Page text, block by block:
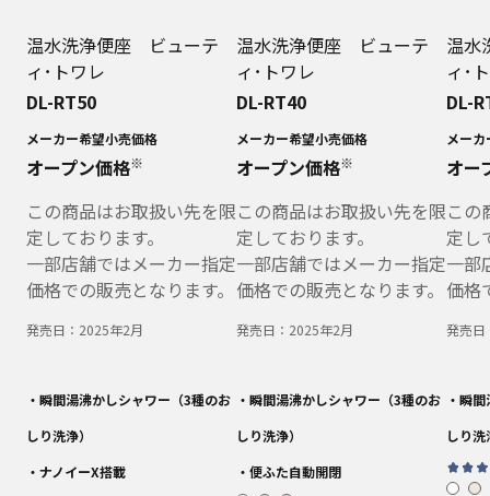
温水洗浄便座 ビューテ
ィ･トワレ
DL-RT50
メーカー希望小売価格
オープン価格※
この商品はお取扱い先を限
定しております。
一部店舗ではメーカー指定
価格での販売となります。
発売日： 2025年2月
・瞬間湯沸かしシャワー（3種のお
しり洗浄）
・ナノイーX搭載
温水洗浄便座 ビューテ
ィ･トワレ
DL-RT40
メーカー希望小売価格
オープン価格※
この商品はお取扱い先を限
定しております。
一部店舗ではメーカー指定
価格での販売となります。
発売日： 2025年2月
・瞬間湯沸かしシャワー（3種のお
しり洗浄）
・便ふた自動開閉
温水
ィ･
DL-
メー
オー
この
定し
一部
価格
発売日
・瞬
しり洗